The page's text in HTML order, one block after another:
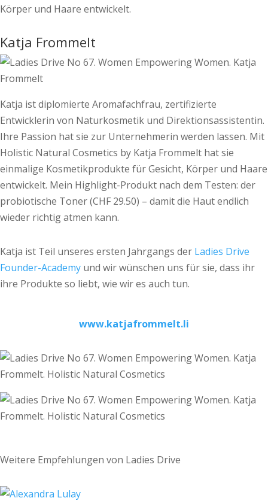
Körper und Haare entwickelt.
Katja Frommelt
Katja ist diplomierte Aromafachfrau, zertifizierte
Entwicklerin von Naturkosmetik und Direktions­assistentin.
Ihre Passion hat sie zur Unternehmerin werden lassen. Mit
Holistic Natural Cosmetics by Katja Frommelt hat sie
einmalige Kosmetikprodukte für Gesicht, Körper und Haare
entwickelt. Mein Highlight-Produkt nach dem Testen: der
probiotische Toner (CHF 29.50) – damit die Haut endlich
wieder richtig atmen kann.
Katja ist Teil unseres ersten Jahrgangs der Ladies Drive
Founder-Academy und wir wünschen uns für sie, dass ihr
ihre Produkte so liebt, wie wir es auch tun.
www.katjafrommelt.li
Weitere Empfehlungen von Ladies Drive